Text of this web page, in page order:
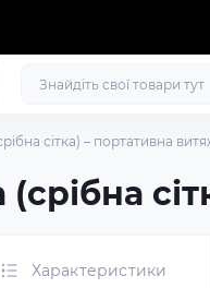
сітка) – портативна
(срібна
Характеристики